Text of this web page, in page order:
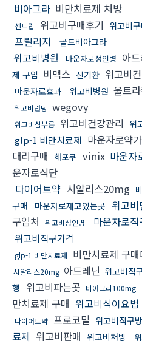
비아그라 비만치료제 처방
센트립 위고비구매후기 위고비
프릴리지
골드비아그라
위고비병원 마운자로성인병 아
제 구입 비맥스 신기환 위고비
마운자로효과 위고비병원 울트
위고비런닝 wegovy
위고비심부름 위고비건강관리 위
glp-1 비만치료제 마운자로약가
대리구매
해포쿠 vinix 마운자
운자로식단
다이어트약 시알리스20mg
구매
마운자로재고있는곳 위고비
구입처
위고비성인병 마운자로직
위고비직구가격
glp-1 비만치료제 비만치료제 구매
시알리스20mg 아드레닌 위고비직
행 위고비파는곳 비아그라100mg
만치료제 구매 위고비식이요법
다이어트약 프로코밀 위고비직구
료제 위고비판매 위고비처방